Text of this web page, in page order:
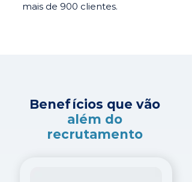
mais de 900 clientes.
Benefícios que vão
além do
recrutamento